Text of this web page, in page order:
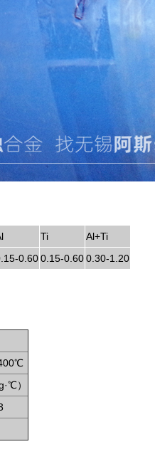
Ti
Al+Ti
0.600.15-0.600.30-1.20
）